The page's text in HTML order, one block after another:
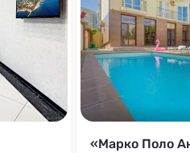
«Марко Поло